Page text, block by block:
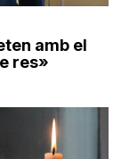
amb el
res»